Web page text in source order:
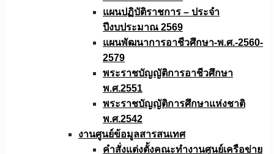
แผนปฏิบัติราชการ – ประจำ
ปีงบประมาณ 2569
แผนพัฒนาการอาชีวศึกษา-พ.ศ.-2560-
2579
พระราชบัญญัติการอาชีวศึกษา
พ.ศ.2551
พระราชบัญญัติการศึกษาแห่งชาติ
พ.ศ.2542
งานศูนย์ข้อมูลสารสนเทศ
คำสั่งแต่งตั้งคณะทำงานศูนย์เครือข่าย